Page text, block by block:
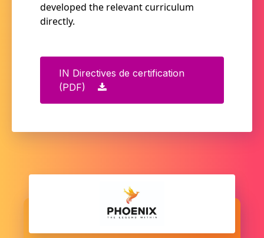
developed the relevant curriculum
directly.
IN Directives de certification
(PDF)